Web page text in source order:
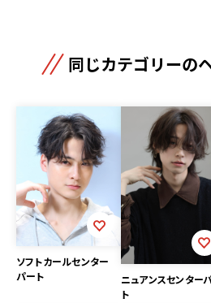
同じカテゴリーの
ソフトカールセンター
パート
ニュアンスセンター
ト